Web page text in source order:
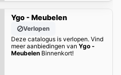
Ygo - Meubelen
Verlopen
Deze catalogus is verlopen. Vind
meer aanbiedingen van Ygo -
MeubelenBinnenkort!